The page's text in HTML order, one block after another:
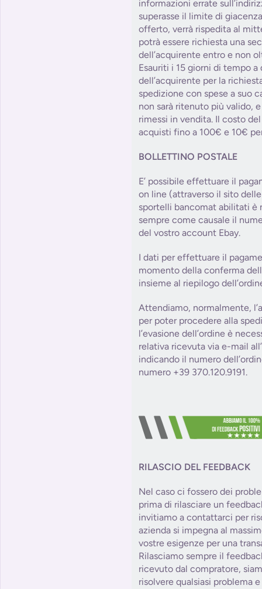
informazioni errate
superasse il limite di
offerto, verrà rispedita al
potrà essere richiesta una
dell’acquirente entro e non
Esauriti i 15 giorni di tempo a
dell’acquirente per la
spedizione con spese a suo
non sarà ritenuto più valido,
rimessi in vendita. Il costo
acquisti fino a 100€ e 10€
BOLLETTINO POSTALE
E’ possibile effettuare il
on line (attraverso il sito
sportelli bancomat abilitati è
sempre come causale il
del vostro account Ebay.
I dati per effettuare il
momento della conferma
insieme al riepilogo
Attendiamo, normalmente,
per poter procedere alla
l’evasione dell’ordine è
relativa ricevuta via e-mail
indicando il numero
numero +39 370.120.9191.
RILASCIO DEL FEEDBACK
Nel caso ci fossero dei
prima di rilasciare un
invitiamo a contattarci per
azienda si impegna al
vostre esigenze per una
Rilasciamo sempre il
ricevuto dal compratore,
risolvere qualsiasi problema